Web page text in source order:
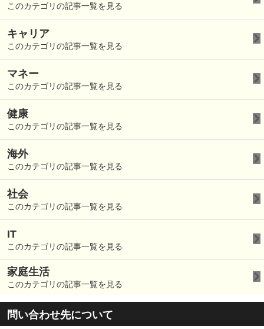
このカテゴリの記事一覧を見る
キャリア
このカテゴリの記事一覧を見る
マネー
このカテゴリの記事一覧を見る
健康
このカテゴリの記事一覧を見る
海外
このカテゴリの記事一覧を見る
社会
このカテゴリの記事一覧を見る
IT
このカテゴリの記事一覧を見る
家庭生活
このカテゴリの記事一覧を見る
問い合わせ先について